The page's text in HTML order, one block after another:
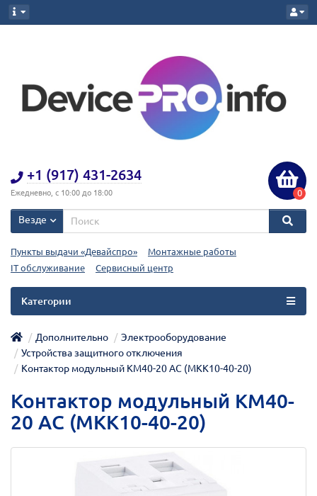
+1 (917) 431-2634
Ежедневно, с 10:00 до 18:00 0
Везде
Пункты выдачи «Девайспро»
Монтажные работы
IT обслуживание
Сервисный центр
Категории
Дополнительно
Электрооборудование
Устройства защитного отключения
Контактор модульный КМ40-20 AC (MKK10-40-20)
Контактор модульный КМ40-
20 AC (MKK10-40-20)